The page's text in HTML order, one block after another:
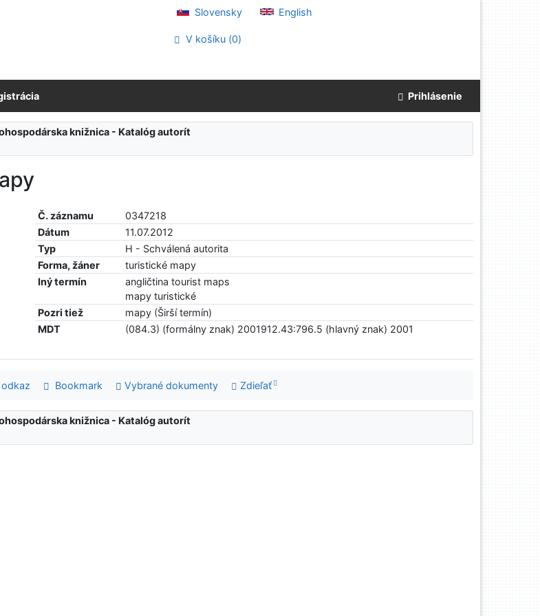
Slovensky English
V košíku (0)
Prihlásenie
knižnica - Katalóg autorít
Č. záznamu
0347218
Dátum
11.07.2012
Typ
H - Schválená autorita
Forma, žáner
turistické mapy
Iný termín
angličtina tourist maps
mapy turistické
Pozri tiež
mapy (Širší termín)
MDT
(084.3) (formálny znak) 2001912.43:796.5 (hlavný znak) 2001
Bookmark Vybrané dokumenty Zdieľať
knižnica - Katalóg autorít